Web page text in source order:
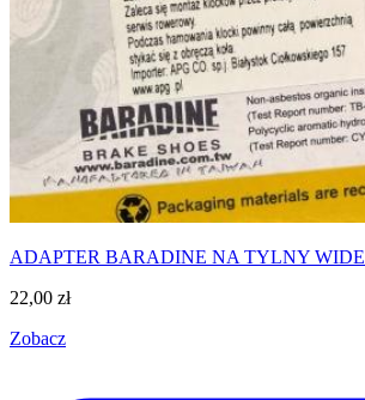
ADAPTER BARADINE NA TYLNY
22,00 zł
Zobacz